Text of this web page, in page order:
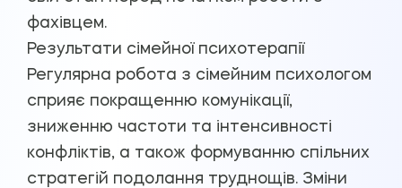
фахівцем.
Результати сімейної психотерапії
Регулярна робота з сімейним психологом
сприяє покращенню комунікації,
зниженню частоти та інтенсивності
конфліктів, а також формуванню спільних
стратегій подолання труднощів. Зміни